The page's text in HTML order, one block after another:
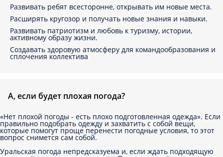
Развивать ребят всесторонне, открывать им новые места.
Расширять кругозор и получать новые знания и навыки.
Развивать патриотизм и любовь к туризму, истории,
активному образу жизни.
Создавать здоровую атмосферу для командообразования и
сплочения коллектива
А, если будет плохая погода?
«Нет плохой погоды - есть плохо подготовленная одежда». Если
правильно подобрать одежду и захватить с собой вещи,
которые помогут проще перенести погодные условия, то этот
вопрос снимется сам собой.
Уральская погода непредсказуема и, если ждать подходящую